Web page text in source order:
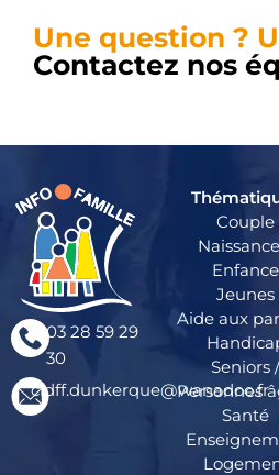
Une question ?
Contactez nos
03 28 59 29
30
cidff.dunkerque@wanadoo.fr
Couple
Enfance
Jeunes
Aide aux
Seniors
Personnes
Santé